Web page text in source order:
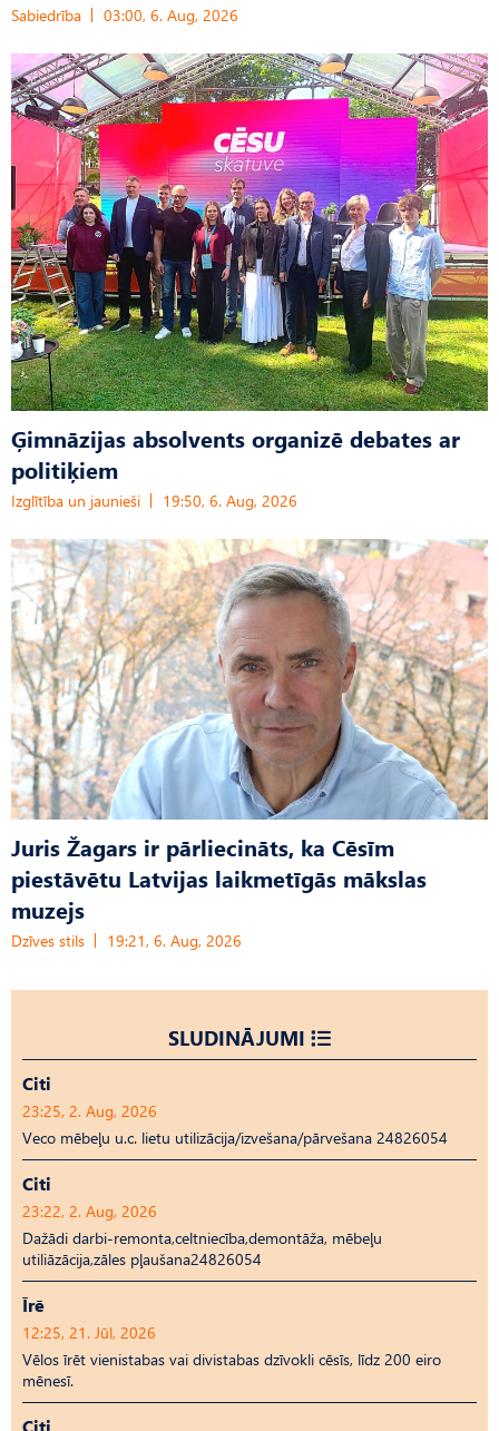
Sabiedrība 03:00, 6. Aug, 2026
Ģimnāzijas absolvents organizē debates ar
politiķiem
Izglītība un jaunieši 19:50, 6. Aug, 2026
Juris Žagars ir pārliecināts, ka Cēsīm
piestāvētu Latvijas laikmetīgās mākslas
muzejs
Dzīves stils 19:21, 6. Aug, 2026
SLUDINĀJUMI
Citi
23:25, 2. Aug, 2026
Veco mēbeļu u.c. lietu utilizācija/izvešana/pārvešana 24826054
Citi
23:22, 2. Aug, 2026
Dažādi darbi-remonta,celtniecība,demontāža, mēbeļu
utiliāzācija,zāles pļaušana24826054
Īrē
12:25, 21. Jūl, 2026
Vēlos īrēt vienistabas vai divistabas dzīvokli cēsīs, līdz 200 eiro
mēnesī.
Citi